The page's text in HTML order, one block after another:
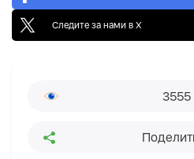
Следите за нами в X
3555